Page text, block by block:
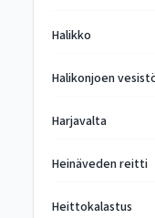
Halikko
Halikonjoen
Harjavalta
Heinäveden reitti
Heittokalastus